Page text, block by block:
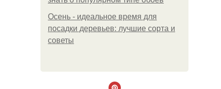
Осень - идеальное время для
посадки деревьев: лучшие сорта и
советы